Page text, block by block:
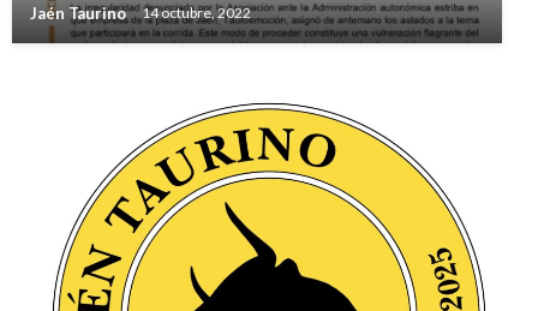
Jaén Taurino 14 octubre, 2022